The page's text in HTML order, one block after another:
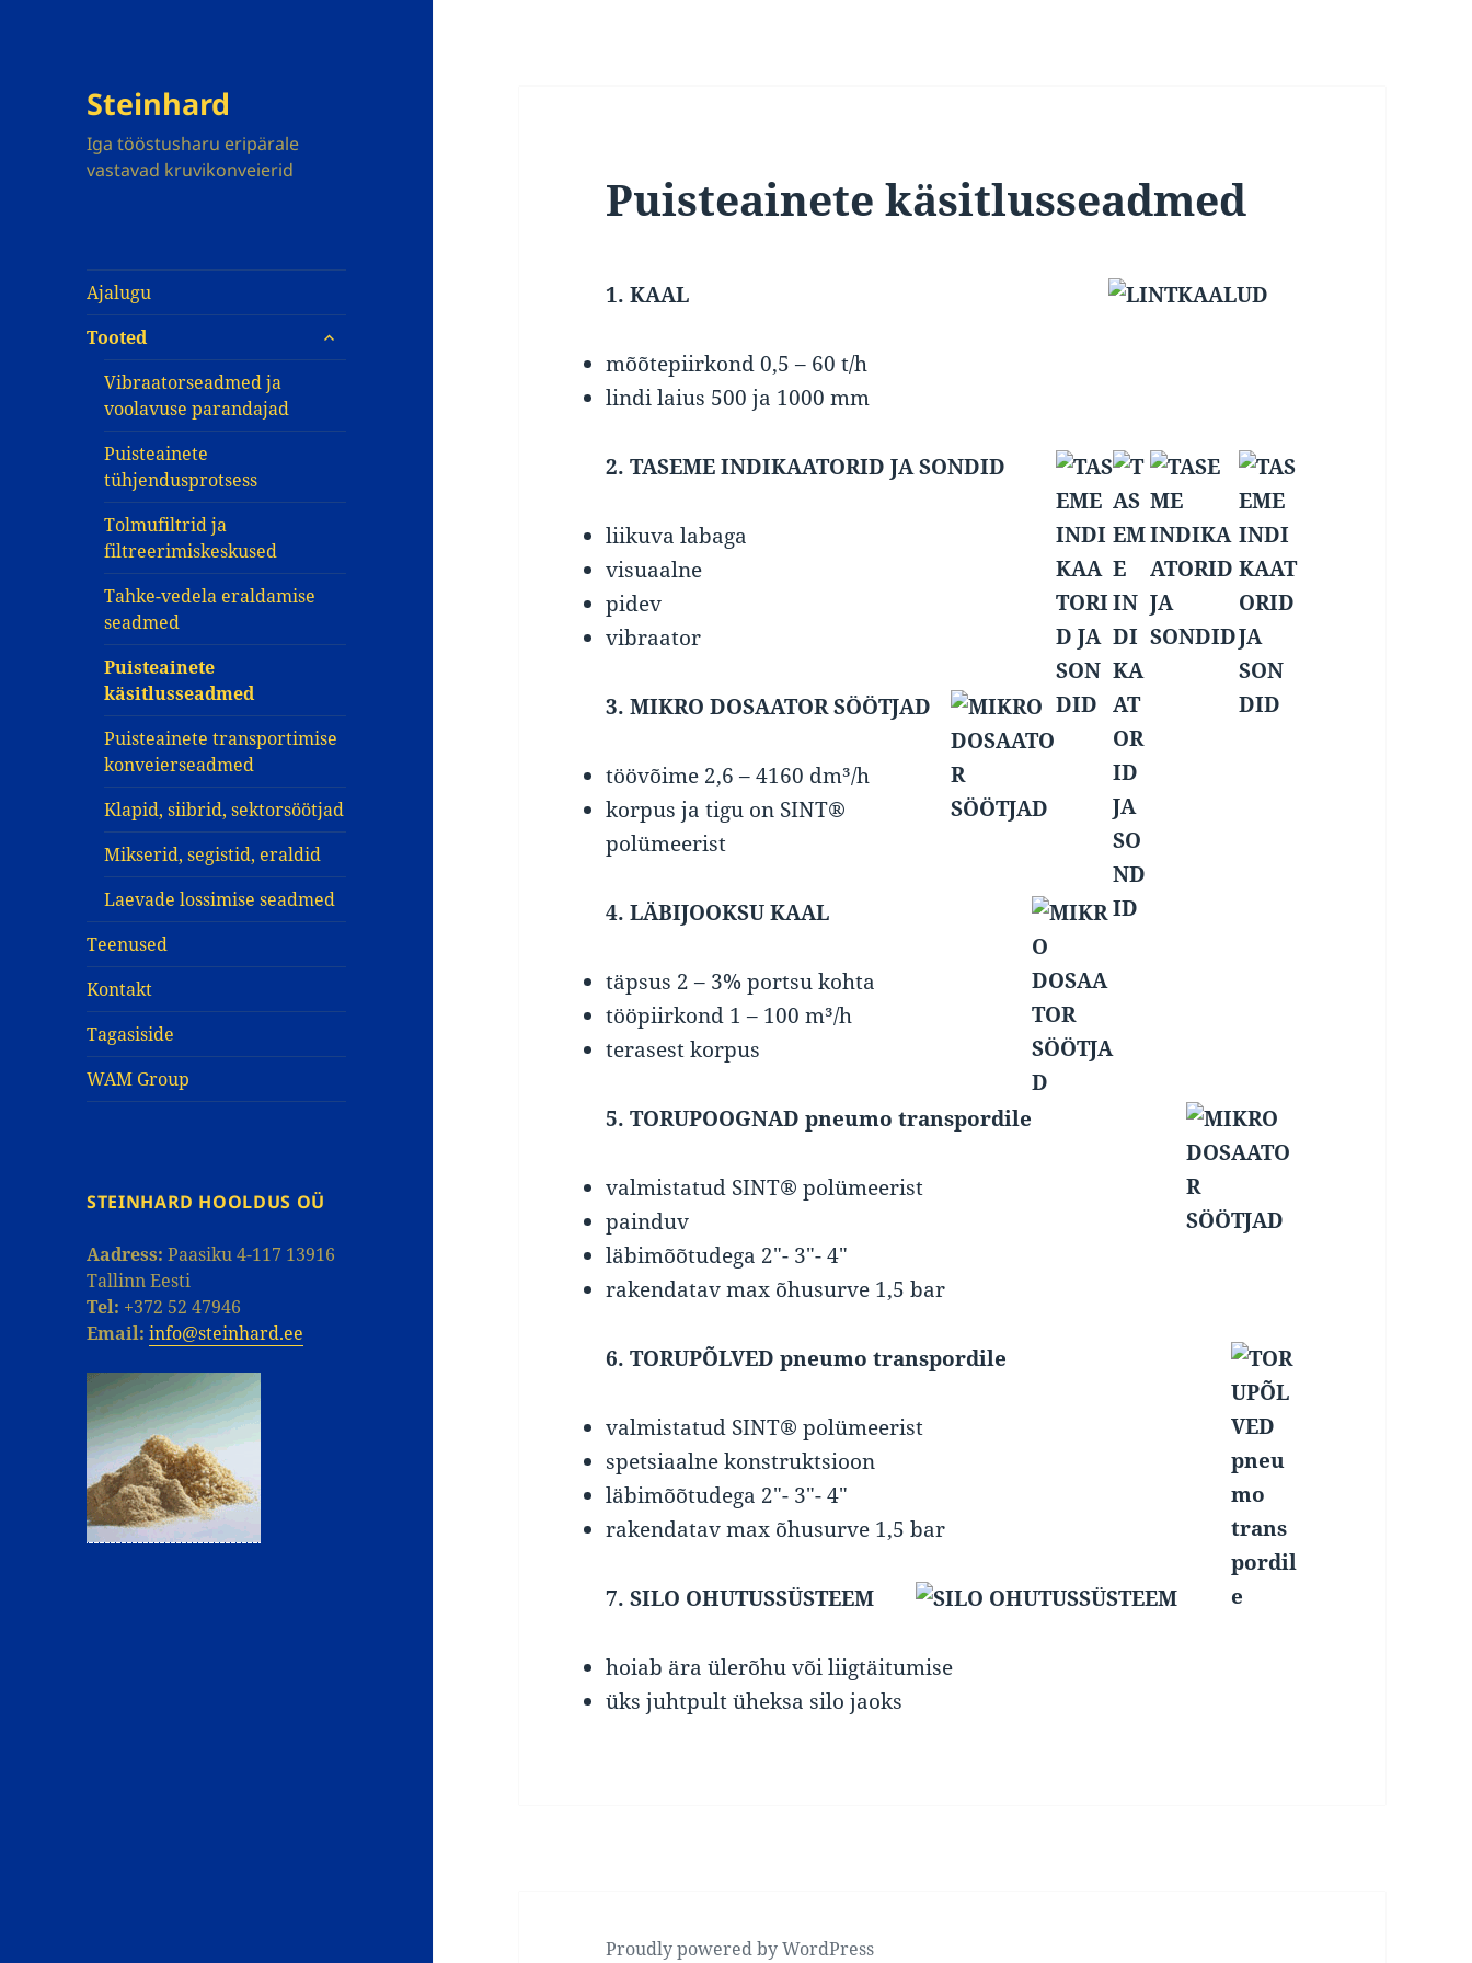
Steinhard
Iga tööstusharu eripärale
vastavad kruvikonveierid
Ajalugu
Tooted
expand
child
Vibraatorseadmed ja
voolavuse parandajad
Puisteainete
tühjendusprotsess
Tolmufiltrid ja
filtreerimiskeskused
Tahke-vedela eraldamise
seadmed
Puisteainete
käsitlusseadmed
Puisteainete transportimise
konveierseadmed
Klapid, siibrid, sektorsöötjad
Mikserid, segistid, eraldid
Laevade lossimise seadmed
Teenused
Kontakt
Tagasiside
WAM Group
STEINHARD HOOLDUS OÜ
Aadress:Paasiku 4-117 13916
Tallinn Eesti
Tel: +372 52 47946
Email: info@steinhard.ee
Puisteainete käsitlusseadmed
1.KAAL
mõõtepiirkond 0,5 – 60 t/h
lindi laius 500 ja 1000 mm
2. TASEME INDIKAATORID JA SONDID
liikuva labaga
visuaalne
pidev
vibraator
3. MIKRO DOSAATOR SÖÖTJAD
töövõime 2,6 – 4160 dm³/h
korpus ja tigu on SINT®
polümeerist
4. LÄBIJOOKSU KAAL
täpsus 2 – 3% portsu kohta
tööpiirkond 1 – 100 m³/h
terasest korpus
5. TORUPOOGNAD pneumo transpordile
valmistatud SINT® polümeerist
painduv
läbimõõtudega 2″- 3″- 4″
rakendatav max õhusurve 1,5 bar
6. TORUPÕLVED pneumo transpordile
valmistatud SINT® polümeerist
spetsiaalne konstruktsioon
läbimõõtudega 2″- 3″- 4″
rakendatav max õhusurve 1,5 bar
7. SILO OHUTUSSÜSTEEM
hoiab ära ülerõhu või liigtäitumise
üks juhtpult üheksa silo jaoks
Proudly powered by WordPress